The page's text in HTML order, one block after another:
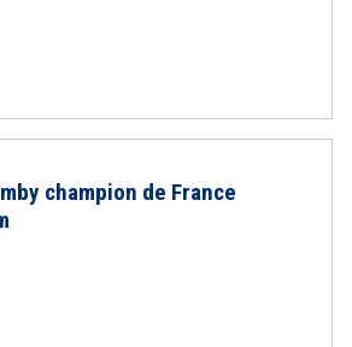
champion de France